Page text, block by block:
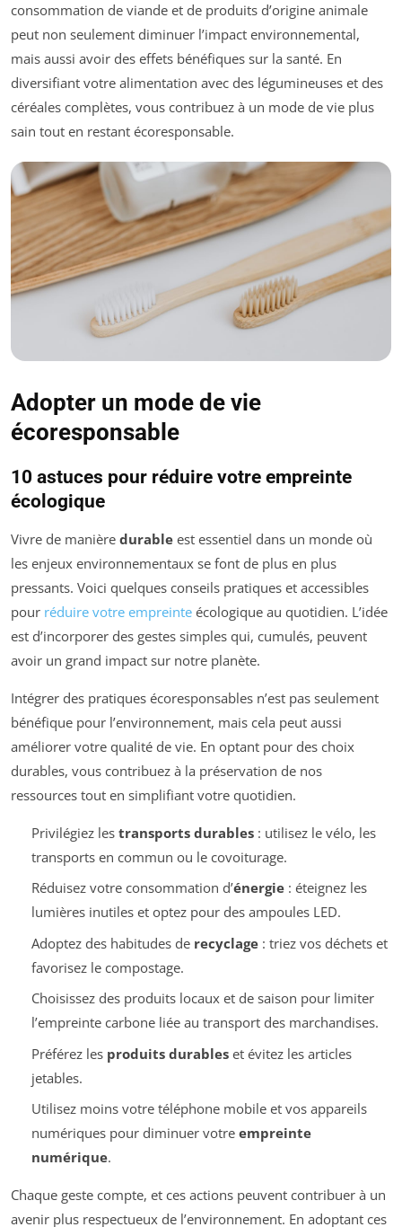
consommation de viande et de produits d’origine animale
peut non seulement diminuer l’impact environnemental,
mais aussi avoir des effets bénéfiques sur la santé. En
diversifiant votre alimentation avec des légumineuses et des
céréales complètes, vous contribuez à un mode de vie plus
sain tout en restant écoresponsable.
Adopter un mode de vie
écoresponsable
10 astuces pour réduire votre empreinte
écologique
Vivre de manière durable est essentiel dans un monde où
les enjeux environnementaux se font de plus en plus
pressants. Voici quelques conseils pratiques et accessibles
pour réduire votre empreinte écologique au quotidien. L’idée
est d’incorporer des gestes simples qui, cumulés, peuvent
avoir un grand impact sur notre planète.
Intégrer des pratiques écoresponsables n’est pas seulement
bénéfique pour l’environnement, mais cela peut aussi
améliorer votre qualité de vie. En optant pour des choix
durables, vous contribuez à la préservation de nos
ressources tout en simplifiant votre quotidien.
Privilégiez les transports durables: utilisez le vélo, les
transports en commun ou le covoiturage.
Réduisez votre consommation d’énergie: éteignez les
lumières inutiles et optez pour des ampoules LED.
Adoptez des habitudes de recyclage: triez vos déchets et
favorisez le compostage.
Choisissez des produits locaux et de saison pour limiter
l’empreinte carbone liée au transport des marchandises.
Préférez les produits durableset évitez les articles
jetables.
Utilisez moins votre téléphone mobile et vos appareils
numériques pour diminuer votre empreinte
numérique.
Chaque geste compte, et ces actions peuvent contribuer à un
avenir plus respectueux de l’environnement. En adoptant ces